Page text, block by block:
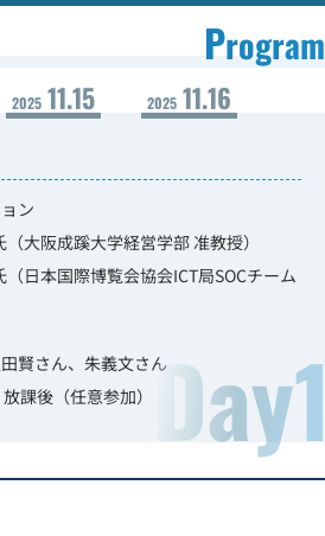
トレポート
問
Program
2025 11.15 2025 11.16
ン
大阪成蹊大学経営学部 准教授）
日本国際博覧会協会ICT局SOCチーム
賢さん、朱義文さん
課後（任意参加）